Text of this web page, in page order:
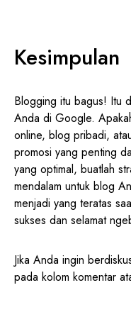
Kesimpulan
Blogging itu bagus! Itu
Anda di Google.
online, blog pribadi,
promosi yang penting
yang optimal, buatlah
mendalam untuk blog
menjadi yang teratas
sukses dan selamat
Jika Anda ingin
pada kolom komentar